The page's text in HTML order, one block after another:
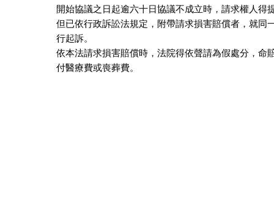
開始協議之日起逾六十日協議不成立時，請求權人得
但已依行政訴訟法規定，附帶請求損害賠償者，就同
行起訴。
依本法請求損害賠償時，法院得依聲請為假處分，命
付醫療費或喪葬費。